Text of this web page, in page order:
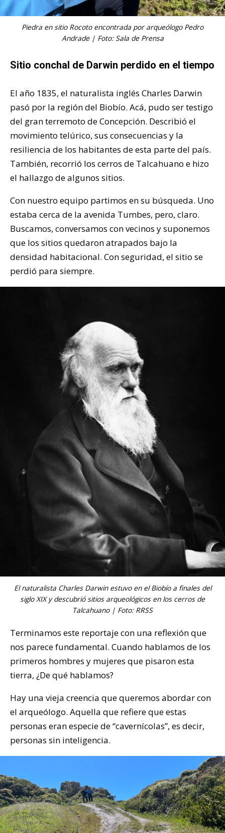
Piedra en sitio Rocoto encontrada por arqueólogo Pedro
Andrade | Foto: Sala de Prensa
Sitio conchal de Darwin perdido en el tiempo
El año 1835, el naturalista inglés Charles Darwin
pasó por la región del Biobío. Acá, pudo ser testigo
del gran terremoto de Concepción. Describió el
movimiento telúrico, sus consecuencias y la
resiliencia de los habitantes de esta parte del país.
También, recorrió los cerros de Talcahuano e hizo
el hallazgo de algunos sitios.
Con nuestro equipo partimos en su búsqueda. Uno
estaba cerca de la avenida Tumbes, pero, claro.
Buscamos, conversamos con vecinos y suponemos
que los sitios quedaron atrapados bajo la
densidad habitacional. Con seguridad, el sitio se
perdió para siempre.
El naturalista Charles Darwin estuvo en el Biobío a finales del
siglo XIX y descubrió sitios arqueológicos en los cerros de
Talcahuano | Foto: RRSS
Terminamos este reportaje con una reflexión que
nos parece fundamental. Cuando hablamos de los
primeros hombres y mujeres que pisaron esta
tierra, ¿De qué hablamos?
Hay una vieja creencia que queremos abordar con
el arqueólogo. Aquella que refiere que estas
personas eran especie de “cavernícolas”, es decir,
personas sin inteligencia.